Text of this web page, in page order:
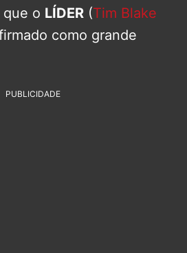
que o LÍDER (Tim Blake
como grande
PUBLICIDADE